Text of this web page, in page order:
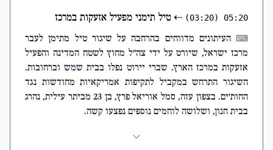
05:20
(03:20)
⇠טיל תימני מפעיל אזעקות במרכז
⌨ העיתונים מדווחים בהרחבה על שיגור טיל מתימן לעבר
מרכז ישראל, שיורט על ידי צה"ל מחוץ לשטח המדינה והפעיל
אזעקות במרכז הארץ. שברי יירוט נפלו בבית שמש וברחובות.
השיגור התרחש במקביל לתקיפות אמריקאיות מחודשות נגד
החות'ים. בצפון עזה, סמל אוריאל פרץ, בן 23 מביתר עילית, נהרג
בבית חנון, ושלושה לוחמים נוספים נפצעו קשה.